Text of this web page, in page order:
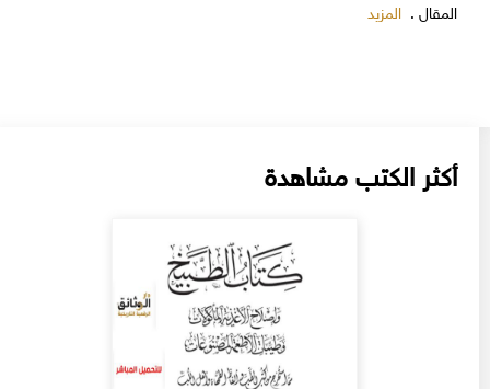
المقال .المزيد
أكثر الكتب مشاهدة